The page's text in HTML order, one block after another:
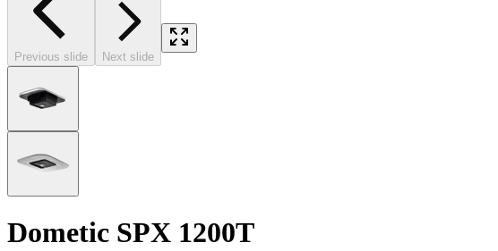
Previous slide Next slide
Dometic SPX 1200T